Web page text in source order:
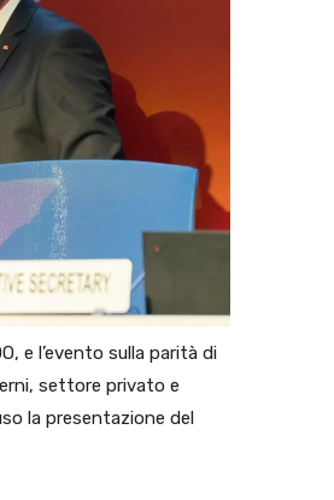
e l’evento sulla parità di
settore privato e
la presentazione del